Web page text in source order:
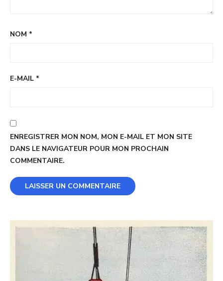
NOM *
E-MAIL *
ENREGISTRER MON NOM, MON E-MAIL ET MON SITE
DANS LE NAVIGATEUR POUR MON PROCHAIN
COMMENTAIRE.